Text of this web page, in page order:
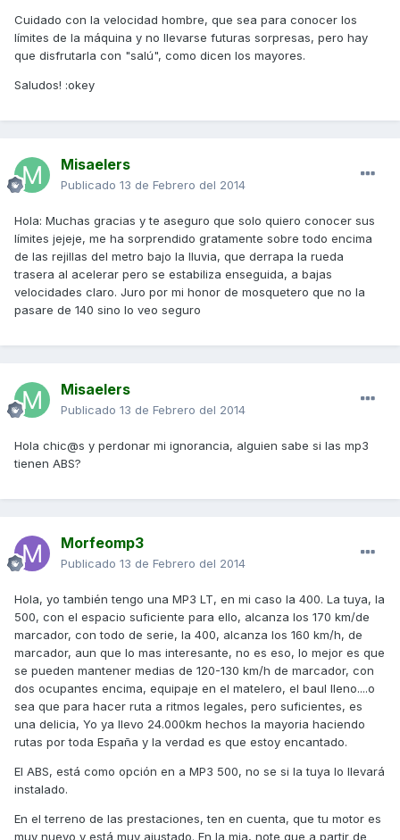
Cuidado con la velocidad hombre, que sea para conocer los
límites de la máquina y no llevarse futuras sorpresas, pero hay
que disfrutarla con "salú", como dicen los mayores.
Saludos! :okey
Misaelers
Publicado 13 de Febrero del 2014
Hola: Muchas gracias y te aseguro que solo quiero conocer sus
límites jejeje, me ha sorprendido gratamente sobre todo encima
de las rejillas del metro bajo la lluvia, que derrapa la rueda
trasera al acelerar pero se estabiliza enseguida, a bajas
velocidades claro. Juro por mi honor de mosquetero que no la
pasare de 140 sino lo veo seguro
Misaelers
Publicado 13 de Febrero del 2014
Hola chic@s y perdonar mi ignorancia, alguien sabe si las mp3
tienen ABS?
Morfeomp3
Publicado 13 de Febrero del 2014
Hola, yo también tengo una MP3 LT, en mi caso la 400. La tuya, la
500, con el espacio suficiente para ello, alcanza los 170 km/de
marcador, con todo de serie, la 400, alcanza los 160 km/h, de
marcador, aun que lo mas interesante, no es eso, lo mejor es que
se pueden mantener medias de 120-130 km/h de marcador, con
dos ocupantes encima, equipaje en el matelero, el baul lleno....o
sea que para hacer ruta a ritmos legales, pero suficientes, es
una delicia, Yo ya llevo 24.000km hechos la mayoria haciendo
rutas por toda España y la verdad es que estoy encantado.
El ABS, está como opción en a MP3 500, no se si la tuya lo llevará
instalado.
En el terreno de las prestaciones, ten en cuenta, que tu motor es
muy nuevo y está muy ajustado. En la mia, note que a partir de